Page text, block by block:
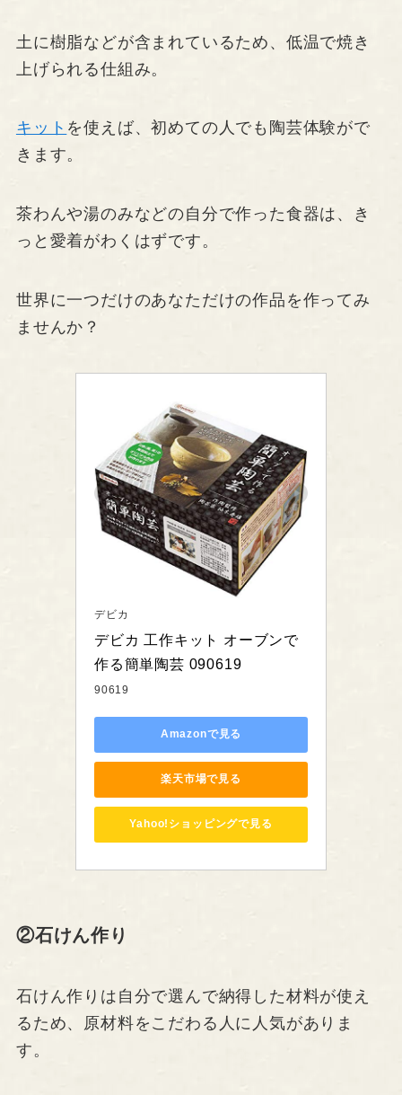
土に樹脂などが含まれているため、低温で焼き
上げられる仕組み。
キット を使えば、初めての人でも陶芸体験がで
きます。
茶わんや湯のみなどの自分で作った食器は、き
っと愛着がわくはずです。
世界に一つだけのあなただけの作品を作ってみ
ませんか？
デビカ
デビカ 工作キット オーブンで
作る簡単陶芸 090619
90619
Amazonで見る
楽天市場で見る
Yahoo!ショッピングで見る
②石けん作り
石けん作りは自分で選んで納得した材料が使え
るため、原材料をこだわる人に人気がありま
す。